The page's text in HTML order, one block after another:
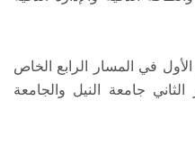
في المسار الرابع الخاص
جامعة النيل والجامعة